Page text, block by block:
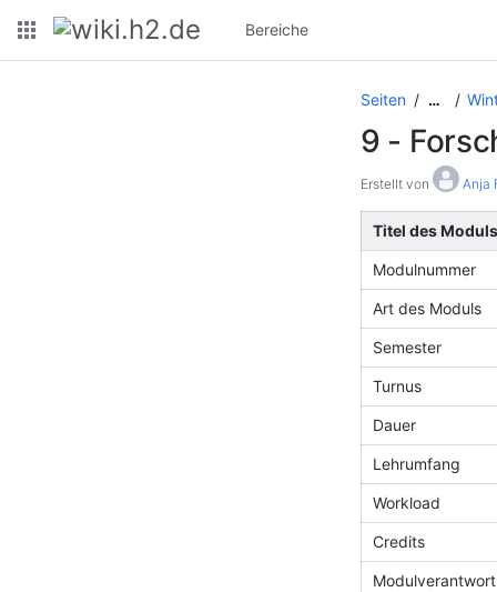
Bereiche
Seiten …
9 -
Erstellt von Anja
Titel des Moduls
Modulnummer
Art des Moduls
Semester
Turnus
Dauer
Lehrumfang
Workload
Credits